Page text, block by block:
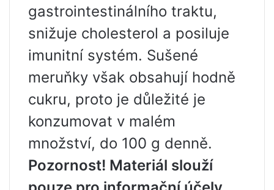
gastrointestinálního traktu,
snižuje cholesterol a posiluje
imunitní systém. Sušené
meruňky však obsahují hodně
cukru, proto je důležité je
konzumovat v malém
množství, do 100 g denně.
Pozornost! Materiál slouží